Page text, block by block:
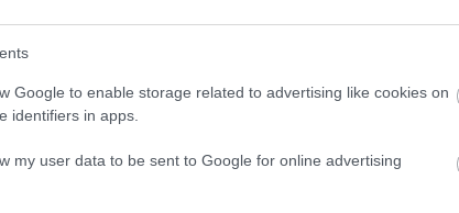
Google to enable storage related to advertising like cookies on
identifiers in apps.
my user data to be sent to Google for online advertising
som også står på programmet under
øvelse er ikke på programmet i Trondheim.